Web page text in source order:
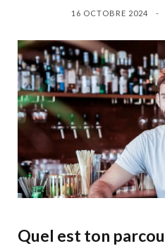
16 OCTOBRE 2024
Quel est ton